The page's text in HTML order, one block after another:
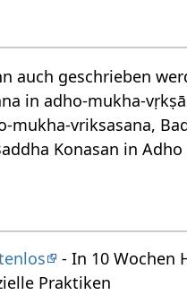
auch geschrieben
in adho-mukha-
vriksasana,
Konasan in
- In 10 Wochen
Praktiken